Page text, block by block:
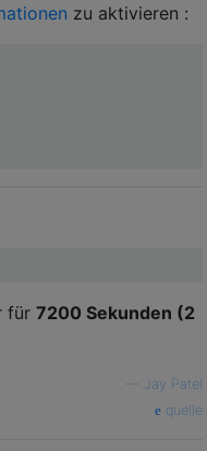
zu aktivieren :
für 7200 Sekunden (2
Jay Patel
quelle